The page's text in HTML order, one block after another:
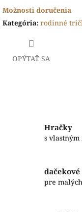
Možnosti doručenia
Kategória: rodinné
OPÝTAŤ SA
Hračky
s vlastným
pre